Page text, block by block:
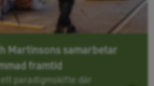
Martinsons samarbetar
framtid
ett paradigmskifte där